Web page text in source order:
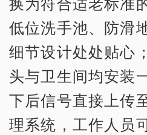
低位洗手池、防滑
细节设计处处贴心
头与卫生间均安装
下后信号直接上传
理系统，工作人员